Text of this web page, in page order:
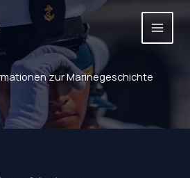
zur Marinegeschichte